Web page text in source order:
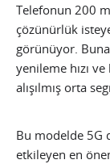
Telefonun 200
çözünürlük
görünüyor.
yenileme hızı
alışılmış orta
Bu modelde 5G
etkileyen en